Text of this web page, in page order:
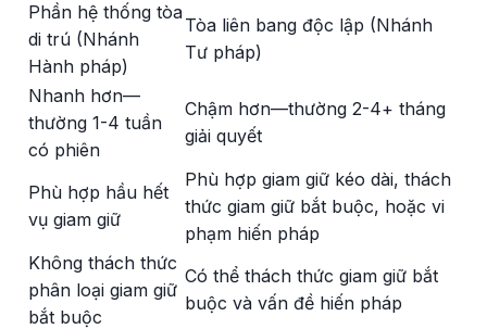
Phần hệ thống tòa
di trú (Nhánh
Hành pháp)
Tòa liên bang độc lập (Nhánh
Tư pháp)
Nhanh hơn—
thường 1-4 tuần
có phiên
Chậm hơn—thường 2-4+ tháng
giải quyết
Phù hợp hầu hết
vụ giam giữ
Phù hợp giam giữ kéo dài, thách
thức giam giữ bắt buộc, hoặc vi
phạm hiến pháp
Không thách thức
phân loại giam giữ
bắt buộc
Có thể thách thức giam giữ bắt
buộc và vấn đề hiến pháp